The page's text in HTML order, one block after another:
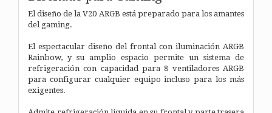
El diseño de la V20 ARGB está preparado para los amantes
del gaming.
El espectacular diseño del frontal con iluminación ARGB
Rainbow, y su amplio espacio permite un sistema de
refrigeración con capacidad para 8 ventiladores ARGB
para configurar cualquier equipo incluso para los más
exigentes.